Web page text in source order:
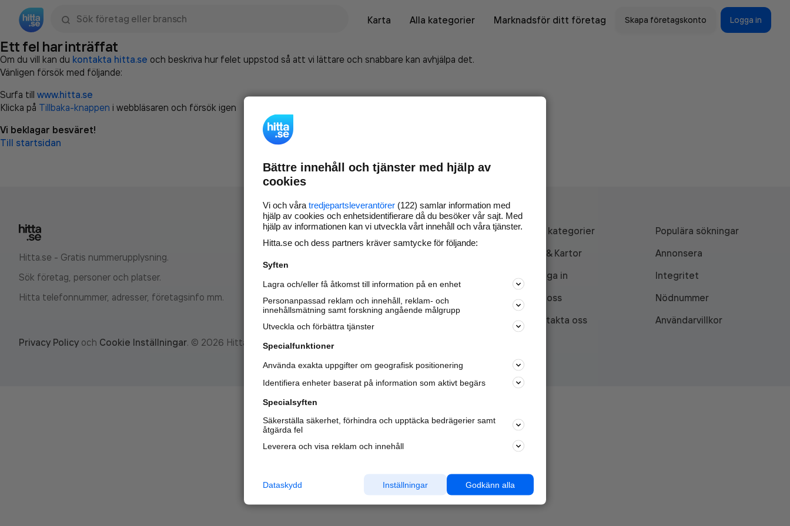
Karta
Alla kategorier Marknadsför ditt företag Skapa företagskonto Logga in
Ett fel har inträffat
Om du vill kan du kontakta hitta.se och beskriva hur felet uppstod så att vi lättare och snabbare kan avhjälpa det.
Vänligen försök med följande:
Surfa till www.hitta.se
Klicka på Tillbaka-knappen i webbläsaren och försök igen
Vi beklagar besväret!
Till startsidan
Hitta.se - Gratis nummerupplysning.
Sök företag, personer och platser.
Hitta telefonnummer, adresser, företagsinfo mm.
Marknadsför företaget på
nya kunder och
samarbetspartners nära dig.
Läs mer här
Alla kategorier
Populära sökningar
API & Kartor
Annonsera
Logga in
Integritet
Om oss
Nödnummer
Kontakta oss
Användarvillkor
Privacy Policy och Cookie Inställningar. © 2026 Hitta.se
Bättre innehåll och tjänster med hjälp av
cookies
Vi och våra tredjepartsleverantörer (122) samlar information med
hjälp av cookies och enhetsidentifierare då du besöker vår sajt. Med
hjälp av informationen kan vi utveckla vårt innehåll och våra tjänster.
Hitta.se och dess partners kräver samtycke för följande:
Syften
Lagra och/eller få åtkomst till information på en enhet
Personanpassad reklam och innehåll, reklam- och
innehållsmätning samt forskning angående målgrupp
Utveckla och förbättra tjänster
Specialfunktioner
Använda exakta uppgifter om geografisk positionering
Identifiera enheter baserat på information som aktivt begärs
Specialsyften
Säkerställa säkerhet, förhindra och upptäcka bedrägerier samt
åtgärda fel
Leverera och visa reklam och innehåll
Godkänn alla
Inställningar
Dataskydd